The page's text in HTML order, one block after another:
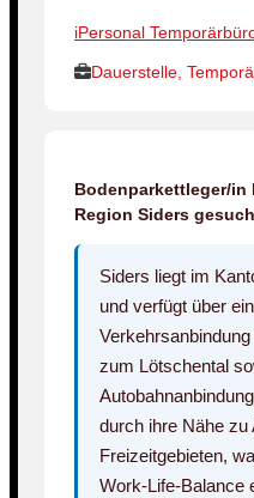
iPersonal
Dauerstelle,
Bodenparkettleger/in
Region Siders
Siders liegt im
und verfügt über
zum Lötschental
durch ihre Nähe zu
Freizeitgebieten,
Work-Life-Balance